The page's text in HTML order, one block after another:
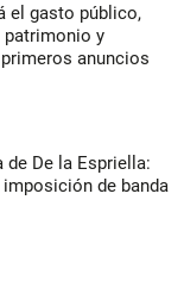
el gasto público,
y
anuncios
de De la Espriella:
de banda